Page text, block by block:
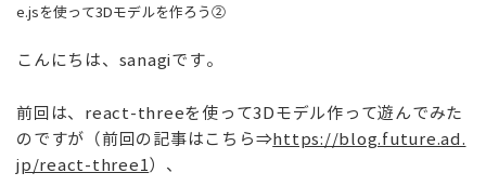
e.jsを使って3Dモデルを作ろう②
こんにちは、 sanagiです。
前回は、react-threeを使って3Dモデル作って遊んでみた
のですが（前回の記事はこちら⇒https://blog.future.ad.
jp/react-three1）、